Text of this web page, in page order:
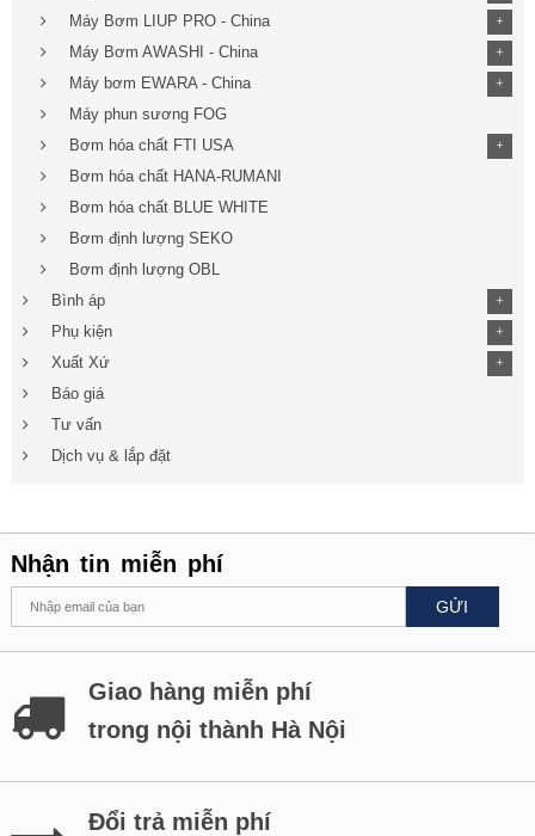
Máy Bơm LIUP PRO - China +
Máy Bơm AWASHI - China +
Máy bơm EWARA - China +
Máy phun sương FOG
Bơm hóa chất FTI USA
+
Bơm hóa chất HANA-RUMANI
Bơm hóa chất BLUE WHITE
Bơm định lượng SEKO
Bơm định lượng OBL
Bình áp
+
Phụ kiện +
Xuất Xứ +
Báo giá
Tư vấn
Dịch vụ & lắp đặt
Nhận tin miễn phí
GỬI
Giao hàng miễn phí
trong nội thành Hà Nội
Đổi trả miễn phí